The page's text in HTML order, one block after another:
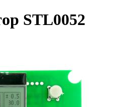
STL0052